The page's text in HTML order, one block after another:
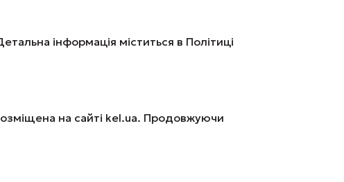
інформація міститься в Політиці
на сайті kel.ua. Продовжуючи